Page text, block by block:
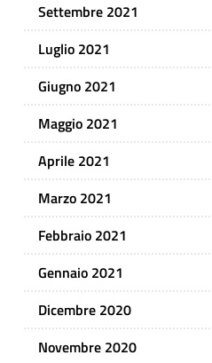
Settembre 2021
Luglio 2021
Giugno 2021
Maggio 2021
Aprile 2021
Marzo 2021
Febbraio 2021
Gennaio 2021
Dicembre 2020
Novembre 2020